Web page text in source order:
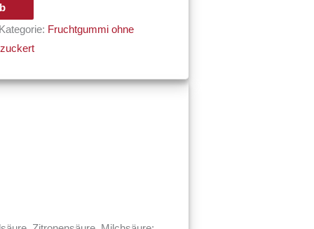
Kategorie: Fruchtgummi ohne